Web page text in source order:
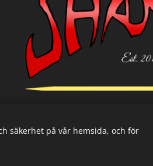
säkerhet på vår hemsida, och för